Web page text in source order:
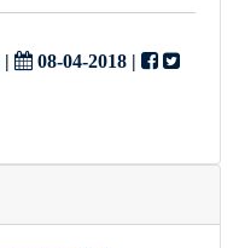
08-04-2018